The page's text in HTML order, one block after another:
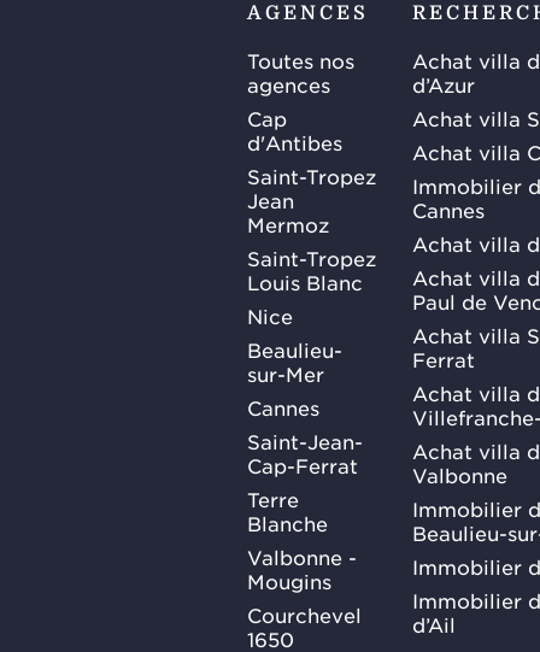
AGENCES
Toutes nos
agences
Cap
d'Antibes
Saint-Tropez
Jean
Mermoz
Saint-Tropez
Louis Blanc
Nice
Beaulieu-
sur-Mer
Cannes
Saint-Jean-
Cap-Ferrat
Terre
Blanche
Valbonne -
Mougins
Courchevel
1650
Achat villa
d’Azur
Achat villa
Achat villa
Immobilier
Cannes
Achat villa
Achat villa
Paul de
Achat villa
Ferrat
Achat villa
Achat villa
Valbonne
Immobilier
Beaulieu-
Immobilier
Immobilier
d’Ail